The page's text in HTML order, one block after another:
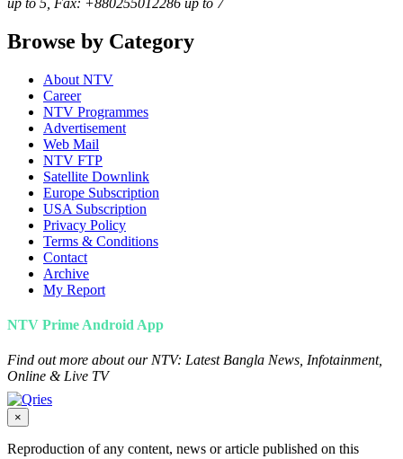
Browse by Category
About NTV
Career
NTV Programmes
Advertisement
Web Mail
NTV FTP
Satellite Downlink
Europe Subscription
USA Subscription
Privacy Policy
Terms & Conditions
Contact
Archive
My Report
NTV Prime Android App
Find out more about our NTV: Latest Bangla News, Infotainment,
Online & Live TV
×
Reproduction of any content, news or article published on this